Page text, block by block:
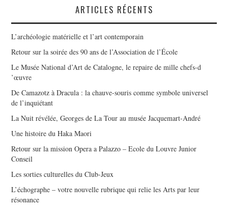
ARTICLES RÉCENTS
L’archéologie matérielle et l’art contemporain
Retour sur la soirée des 90 ans de l’Association de l’École
Le Musée National d’Art de Catalogne, le repaire de mille chefs-d
’œuvre
De Camazotz à Dracula : la chauve-souris comme symbole universel
de l’inquiétant
La Nuit révélée, Georges de La Tour au musée Jacquemart-André
Une histoire du Haka Maori
Retour sur la mission Opera a Palazzo – Ecole du Louvre Junior
Conseil
Les sorties culturelles du Club-Jeux
L’échographe – votre nouvelle rubrique qui relie les Arts par leur
résonance